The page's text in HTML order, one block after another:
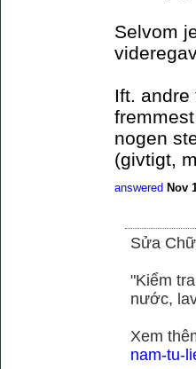
Selvom
Ift.
nogen
(givtigt,
answered Nov
Sửa
"Kiểm
nước,
Xem
nam-tu-